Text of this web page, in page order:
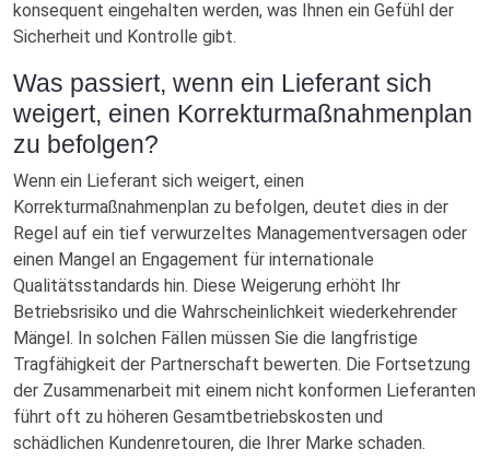
konsequent eingehalten werden, was Ihnen ein Gefühl der
Sicherheit und Kontrolle gibt.
Was passiert, wenn ein Lieferant sich
weigert, einen Korrekturmaßnahmenplan
zu befolgen?
Wenn ein Lieferant sich weigert, einen
Korrekturmaßnahmenplan zu befolgen, deutet dies in der
Regel auf ein tief verwurzeltes Managementversagen oder
einen Mangel an Engagement für internationale
Qualitätsstandards hin. Diese Weigerung erhöht Ihr
Betriebsrisiko und die Wahrscheinlichkeit wiederkehrender
Mängel. In solchen Fällen müssen Sie die langfristige
Tragfähigkeit der Partnerschaft bewerten. Die Fortsetzung
der Zusammenarbeit mit einem nicht konformen Lieferanten
führt oft zu höheren Gesamtbetriebskosten und
schädlichen Kundenretouren, die Ihrer Marke schaden.